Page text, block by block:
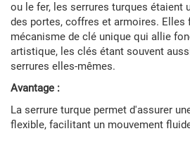
ou le fer, les serrures turques étaient
des portes, coffres et armoires. Elles
mécanisme de clé unique qui allie
artistique, les clés étant souvent
serrures elles-mêmes.
Avantage :
La serrure turque permet d'assurer
flexible, facilitant un mouvement